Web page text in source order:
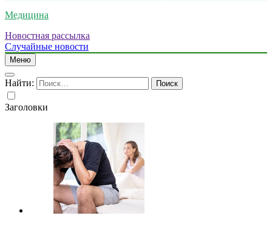
Медицина
Новостная рассылка
Случайные новости
Меню
Найти:
Заголовки